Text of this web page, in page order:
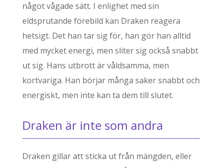
något vågade sätt. I enlighet med sin
eldsprutande förebild kan Draken reagera
hetsigt. Det han tar sig för, han gör han alltid
med mycket energi, men sliter sig också snabbt
ut sig. Hans utbrott är våldsamma, men
kortvariga. Han börjar många saker snabbt och
energiskt, men inte kan ta dem till slutet.
Draken är inte som andra
Draken gillar att sticka ut från mängden, eller